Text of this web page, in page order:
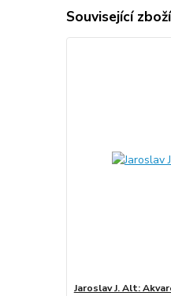
Související zboží
Jaroslav J. Alt: